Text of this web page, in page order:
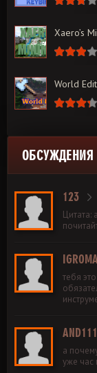
Xaero’s
World Edit
ОБСУЖДЕНИЯ
123
Цитата:
тебя
AND111
а
уже час